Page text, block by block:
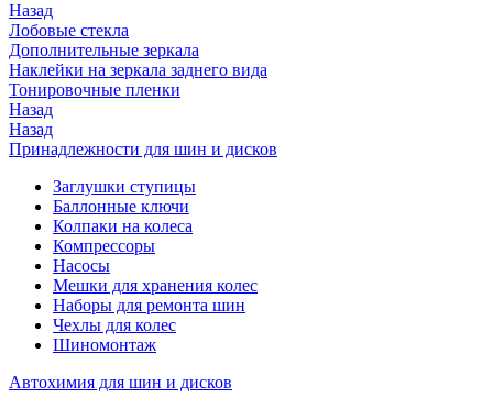
Назад
Лобовые стекла
Дополнительные зеркала
Наклейки на зеркала заднего вида
Тонировочные пленки
Назад
Назад
Принадлежности для шин и дисков
Заглушки ступицы
Баллонные ключи
Колпаки на колеса
Компрессоры
Насосы
Мешки для хранения колес
Наборы для ремонта шин
Чехлы для колес
Шиномонтаж
Автохимия для шин и дисков